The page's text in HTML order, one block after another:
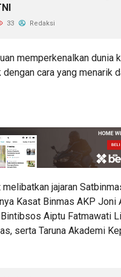
33 Redaksi
memperkenalkan dunia
dengan cara yang menarik
jajaran
Kasat Binmas AKP Joni
Bintibsos Aiptu Fatmawati
serta Taruna Akademi